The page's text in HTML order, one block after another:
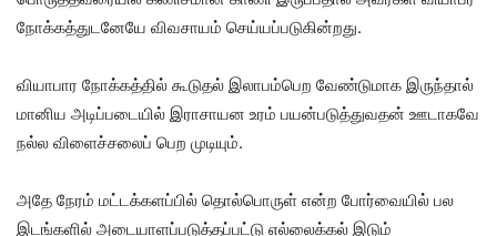
நோக்கத்துடனேயே விவசாயம் செய்யப்படுகின்றது.
வியாபார நோக்கத்தில் கூடுதல் இலாபம்பெற வேண்டுமாக இருந்தால்
மானிய அடிப்படையில் இராசாயன உரம் பயன்படுத்துவதன் ஊடாகவே
நல்ல விளைச்சலைப் பெற முடியும்.
அதே நேரம் மட்டக்களப்பில் தொல்பொருள் என்ற போர்வையில் பல
இடங்களில் அடையாளப்படுத்தப்பட்டு எல்லைக்கல் இடும்